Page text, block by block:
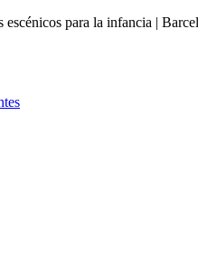
escénicos para la infancia |